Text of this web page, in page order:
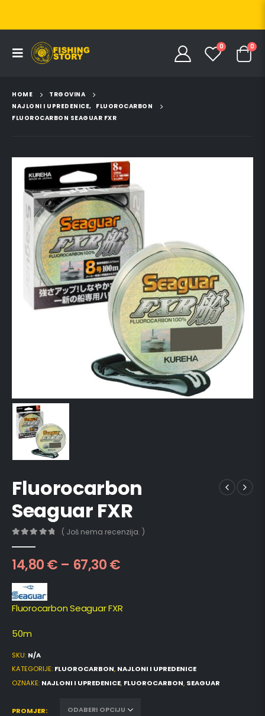
0 0
HOME
TRGOVINA
NAJLONI I UPREDENICE, FLUOROCARBON
FLUOROCARBON SEAGUAR FXR
Fluorocarbon
Seaguar FXR
( Još nema recenzija. )
14,80€ – 67,30€
Fluorocarbon Seaguar FXR
50m
SKU: N/A
KATEGORIJE: FLUOROCARBON, NAJLONI I UPREDENICE
OZNAKE: NAJLONI I UPREDENICE, FLUOROCARBON, SEAGUAR
PROMJER